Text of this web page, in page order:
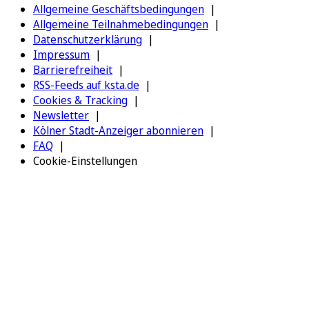
Allgemeine Geschäftsbedingungen
Allgemeine Teilnahmebedingungen
Datenschutzerklärung
Impressum
Barrierefreiheit
RSS-Feeds auf ksta.de
Cookies & Tracking
Newsletter
Kölner Stadt-Anzeiger abonnieren
FAQ
Cookie-Einstellungen